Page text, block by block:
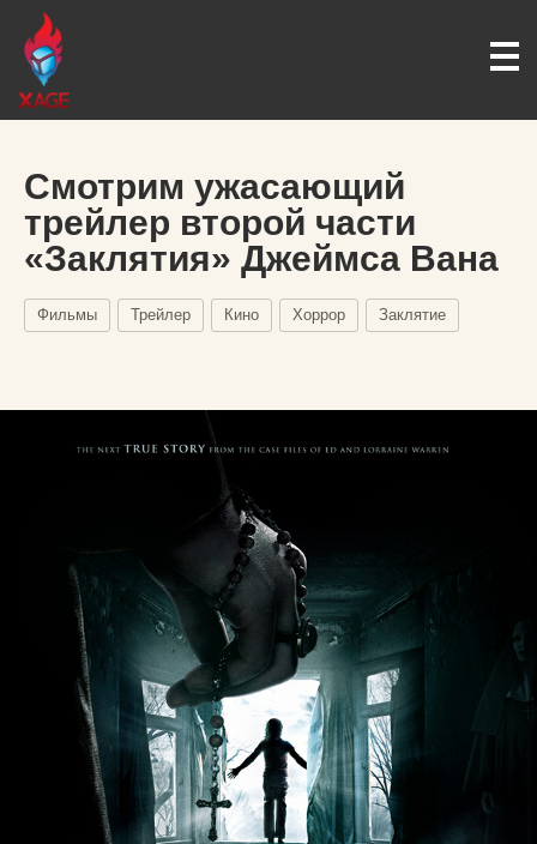
Смотрим ужасающий
трейлер второй части
«Заклятия» Джеймса Вана
Фильмы Трейлер Кино Хоррор Заклятие